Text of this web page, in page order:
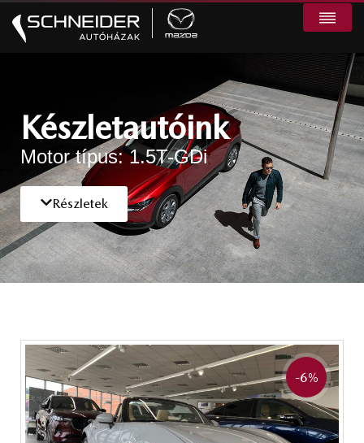
Készletautóink
Motor típus: 1.5T-GDi
Részletek
-6%